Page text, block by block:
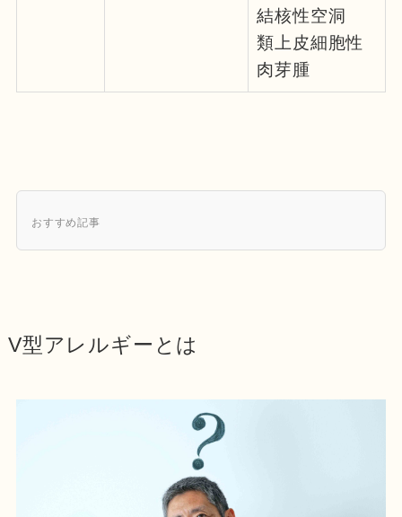
結核性空洞
類上皮細胞性
肉芽腫
おすすめ記事
V型アレルギーとは